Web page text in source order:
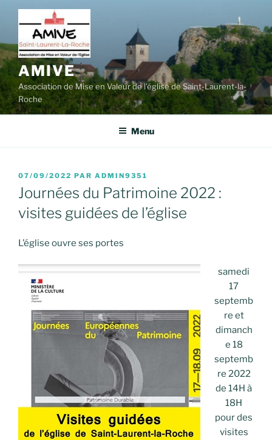
Aller
contenu
principal
AMIVE
Association de Mise en Valeur de l'église de Saint-Laurent-la-
Roche
Menu
PUBLIÉ
LE
07/09/2022 PAR ADMIN9351
Journées du Patrimoine 2022 :
visites guidées de l’église
L’église ouvre ses portes
samedi
17
septemb
re et
dimanch
e 18
septemb
re 2022
de 14H à
18H
pour des
visites